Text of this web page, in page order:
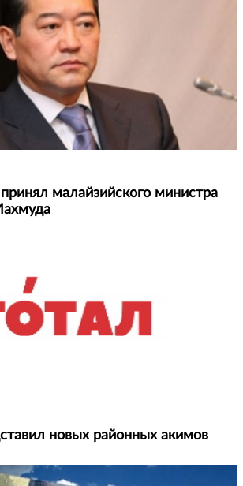
малайзийского министра
новых районных акимов